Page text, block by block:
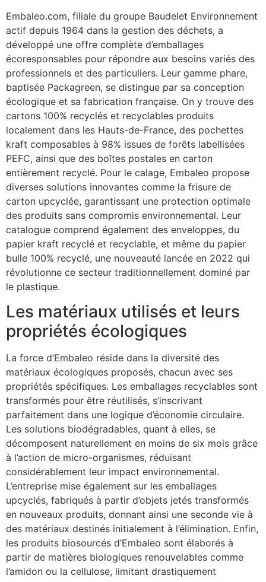
Embaleo.com, filiale du groupe Baudelet Environnement
actif depuis 1964 dans la gestion des déchets, a
développé une offre complète d’emballages
écoresponsables pour répondre aux besoins variés des
professionnels et des particuliers. Leur gamme phare,
baptisée Packagreen, se distingue par sa conception
écologique et sa fabrication française. On y trouve des
cartons 100% recyclés et recyclables produits
localement dans les Hauts-de-France, des pochettes
kraft composables à 98% issues de forêts labellisées
PEFC, ainsi que des boîtes postales en carton
entièrement recyclé. Pour le calage, Embaleo propose
diverses solutions innovantes comme la frisure de
carton upcyclée, garantissant une protection optimale
des produits sans compromis environnemental. Leur
catalogue comprend également des enveloppes, du
papier kraft recyclé et recyclable, et même du papier
bulle 100% recyclé, une nouveauté lancée en 2022 qui
révolutionne ce secteur traditionnellement dominé par
le plastique.
Les matériaux utilisés et leurs
propriétés écologiques
La force d’Embaleo réside dans la diversité des
matériaux écologiques proposés, chacun avec ses
propriétés spécifiques. Les emballages recyclables sont
transformés pour être réutilisés, s’inscrivant
parfaitement dans une logique d’économie circulaire.
Les solutions biodégradables, quant à elles, se
décomposent naturellement en moins de six mois grâce
à l’action de micro-organismes, réduisant
considérablement leur impact environnemental.
L’entreprise mise également sur les emballages
upcyclés, fabriqués à partir d’objets jetés transformés
en nouveaux produits, donnant ainsi une seconde vie à
des matériaux destinés initialement à l’élimination. Enfin,
les produits biosourcés d’Embaleo sont élaborés à
partir de matières biologiques renouvelables comme
l’amidon ou la cellulose, limitant drastiquement